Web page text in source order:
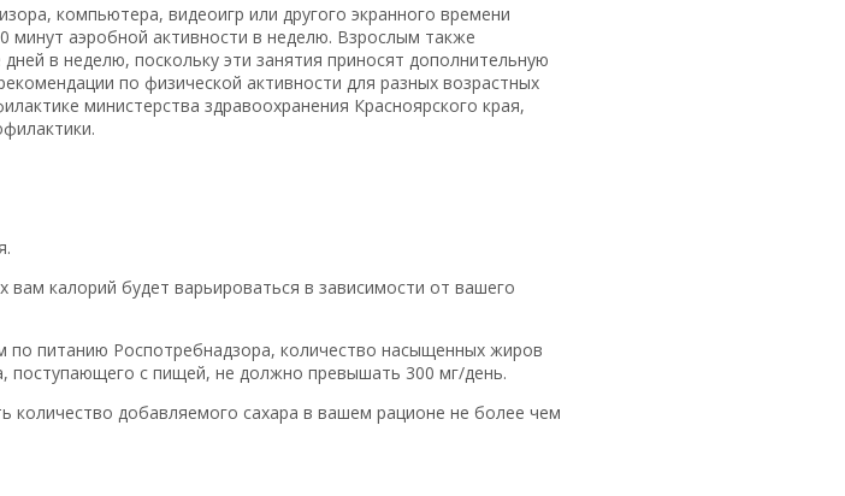
компьютера, видеоигр или другого экранного времени
минут аэробной активности в неделю. Взрослым также
в неделю, поскольку эти занятия приносят дополнительную
по физической активности для разных возрастных
министерства здравоохранения Красноярского края,
калорий будет варьироваться в зависимости от вашего
питанию Роспотребнадзора, количество насыщенных жиров
поступающего с пищей, не должно превышать 300 мг/день.
количество добавляемого сахара в вашем рационе не более чем